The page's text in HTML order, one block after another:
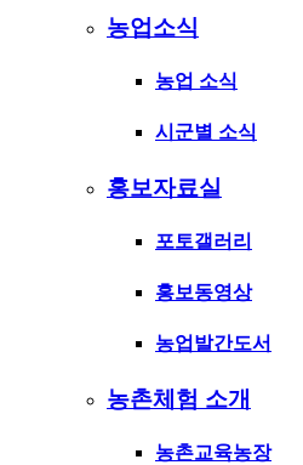
농업소식
농업 소식
시군별 소식
홍보자료실
포토갤러리
홍보동영상
농업발간도서
농촌체험 소개
농촌교육농장